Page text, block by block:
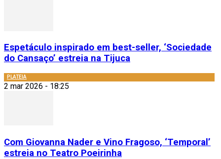
Espetáculo inspirado em best-seller, ‘Sociedade
do Cansaço’ estreia na Tijuca
PLATEIA
2 mar 2026 - 18:25
Com Giovanna Nader e Vino Fragoso, ‘Temporal’
estreia no Teatro Poeirinha